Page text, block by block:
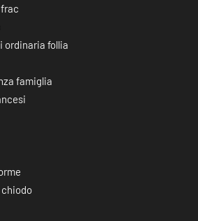
ordinaria follia
famiglia
chiodo